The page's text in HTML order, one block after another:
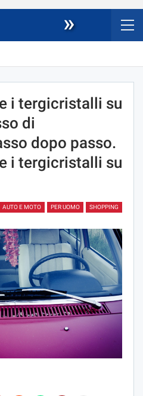
»
i tergicristalli su
di
dopo passo.
i tergicristalli su
AUTO E MOTO PER UOMO SHOPPING